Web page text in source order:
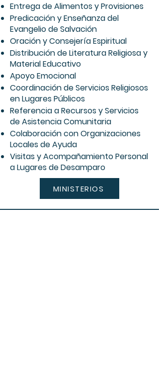
Entrega de Alimentos y Provisiones
Predicación y Enseñanza del
Evangelio de Salvación
Oración y Consejería Espiritual
Distribución de Literatura Religiosa y
Material Educativo
Apoyo Emocional
Coordinación de Servicios Religiosos
en Lugares Públicos
Referencia a Recursos y Servicios
de Asistencia Comunitaria
Colaboración con Organizaciones
Locales de Ayuda
Visitas y Acompañamiento Personal
a Lugares de Desamparo
MINISTERIOS